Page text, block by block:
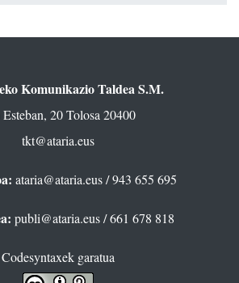
Komunikazio Taldea S.M.
Esteban, 20 Tolosa 20400
tkt@ataria.eus
ataria@ataria.eus/ 943 655 695
publi@ataria.eus/ 661 678 818
Codesyntaxek garatua